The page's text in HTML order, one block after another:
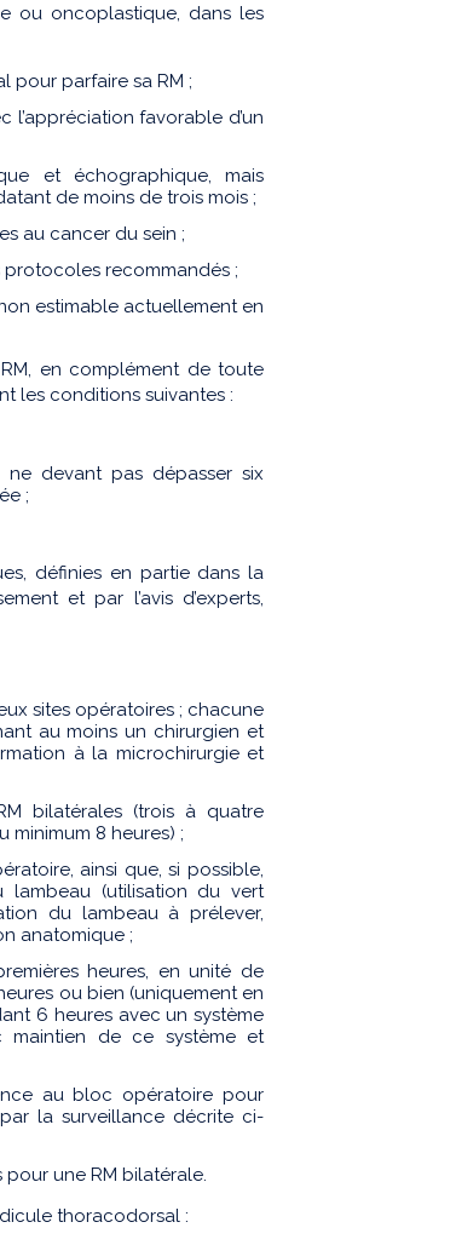
ou oncoplastique, dans les
pour parfaire sa RM ;
favorable d’un
et échographique, mais
de moins de trois mois ;
au cancer du sein ;
recommandés ;
estimable actuellement en
en complément de toute
les conditions suivantes :
devant pas dépasser six
;
définies en partie dans la
et par l’avis d’experts,
sites opératoires ; chacune
au moins un chirurgien et
à la microchirurgie et
bilatérales (trois à quatre
8 heures) ;
ainsi que, si possible,
lambeau (utilisation du vert
du lambeau à prélever,
anatomique ;
heures, en unité de
ou bien (uniquement en
6 heures avec un système
maintien de ce système et
au bloc opératoire pour
la surveillance décrite ci-
pour une RM bilatérale.
thoracodorsal :